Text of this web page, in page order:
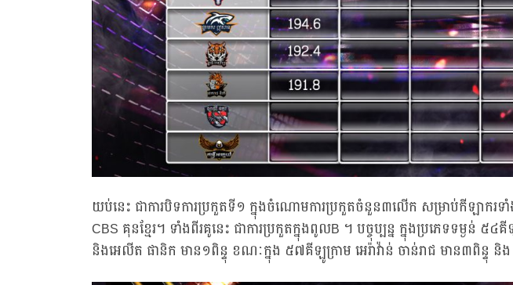
យប់នេះ ជាការបិទការប្រកួតទី១ ក្នុងចំណោមការប្រកួតចំនួន៣លើក សម្រាប់កីឡាករទ
CBS គុនខ្មែរ។ ទាំងពីរគូនេះ ជាការប្រកួតក្នុងពូលB ។ បច្ចុប្បន្ន ក្នុងប្រភេទទម្ងន់ ៥
និងអេលីត ផានិក មាន១ពិន្ទុ ខណៈក្នុង ៥៧គីឡូក្រាម អេរ៉ាវ៉ាន់ ចាន់រាជ មាន៣ពិន្ទុ